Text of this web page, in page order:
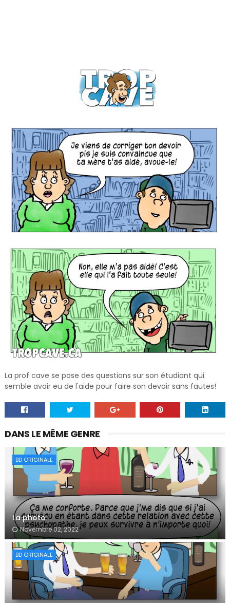
La prof cave se pose des questions sur son étudiant qui
semble avoir eu de l'aide pour faire son devoir sans fautes!
DANS LE MÊME GENRE
BD ORIGINALE
La photo
Novembre 02, 2022
BD ORIGINALE